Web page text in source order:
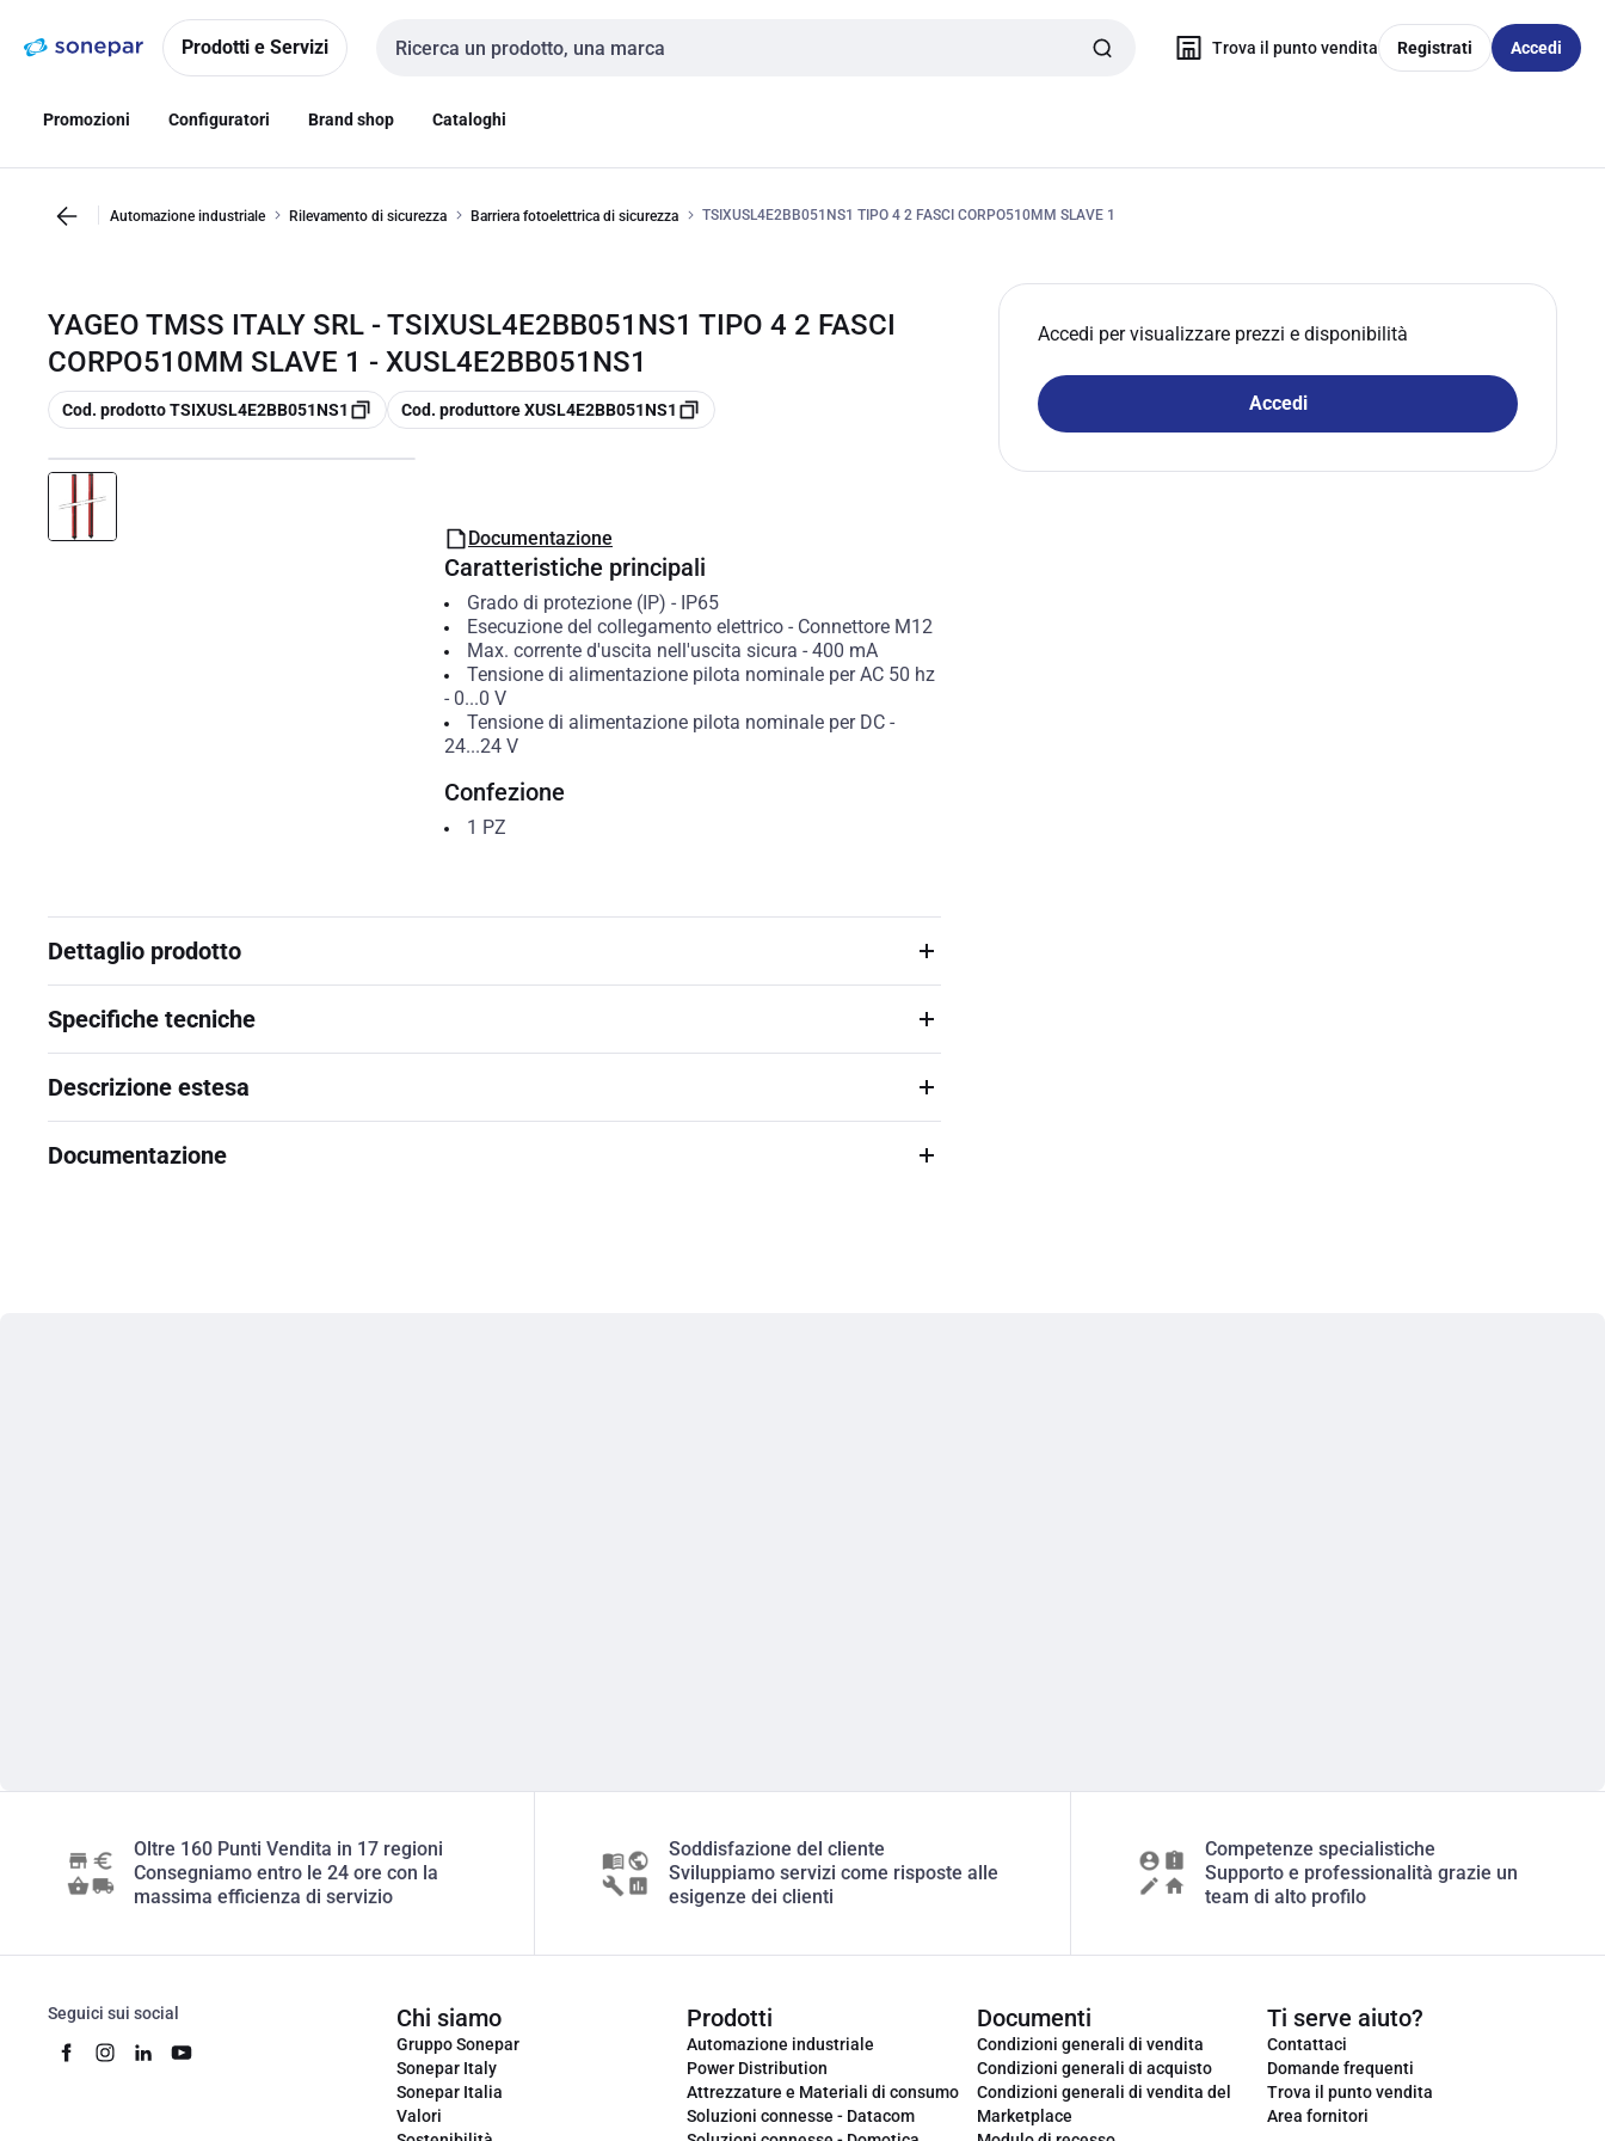
navigazionealla
Prodotti e Servizi
Cerca input
Trova il punto vendita Registrati Accedi
Promozioni Configuratori Brand shop Cataloghi
Automazione industriale Rilevamento di sicurezza Barriera fotoelettrica di sicurezza TSIXUSL4E2BB051NS1 TIPO 4 2 FASCI CORPO510MM SLAVE 1
YAGEO TMSS ITALY SRL - TSIXUSL4E2BB051NS1 TIPO 4 2 FASCI
CORPO510MM SLAVE 1 - XUSL4E2BB051NS1
copia
Cod. prodotto TSIXUSL4E2BB051NS1 copia
Cod. produttore XUSL4E2BB051NS1
Accedi per visualizzare prezzi e disponibilità
Accedi
Documentazione
Caratteristiche principali
Grado di protezione (IP) - IP65
Esecuzione del collegamento elettrico- Connettore M12
Max. corrente d'uscita nell'uscita sicura - 400 mA
Tensione di alimentazione pilota nominale per AC 50 hz
- 0...0 V
Tensione di alimentazione pilota nominale per DC-
24...24 V
Confezione
1 PZ
Dettaglio prodotto
Specifiche tecniche
Descrizione estesa
Documentazione
Oltre 160 Punti Vendita in 17 regioni
Consegniamo entro le 24 ore con la
massima efficienza di servizio
Soddisfazione del cliente
Sviluppiamo servizi come risposte alle
esigenze dei clienti
Competenze specialistiche
Supporto e professionalità grazie un
team di alto profilo
Seguici sui social Chi siamo
Gruppo Sonepar
Sonepar Italy
Sonepar Italia
Valori
Prodotti
Automazione industriale
Power Distribution
Attrezzature e Materiali di consumo
Soluzioni connesse - Datacom
Documenti
Condizioni generali di vendita
Condizioni generali di acquisto
Condizioni generali di vendita del
Marketplace
Ti serve aiuto?
Contattaci
Domande frequenti
Trova il punto vendita
Area fornitori